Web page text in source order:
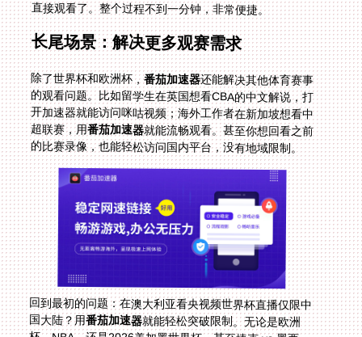
直接观看了。整个过程不到一分钟，非常便捷。
长尾场景：解决更多观赛需求
除了世界杯和欧洲杯，番茄加速器还能解决其他体育赛事
的观看问题。比如留学生在英国想看CBA的中文解说，打
开加速器就能访问咪咕视频；海外工作者在新加坡想看中
超联赛，用番茄加速器就能流畅观看。甚至你想回看之前
的比赛录像，也能轻松访问国内平台，没有地域限制。
回到最初的问题：在澳大利亚看央视频世界杯直播仅限中
国大陆？用番茄加速器就能轻松突破限制。无论是欧洲
杯、NBA，还是2026美加墨世界杯，甚至捷克 vs 墨西
哥、比利时 vs 新西兰的比赛，都能流畅观看中文解说。
海外党不用再为地域限制烦恼，跟着这篇指南，随时享受